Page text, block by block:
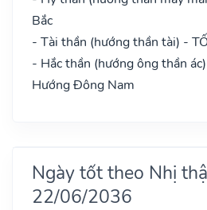
Bắc
- Tài thần (hướng thần tài) -
- Hắc thần (hướng ông thần
Hướng Đông Nam
Ngày tốt theo Nhị
22/06/2036